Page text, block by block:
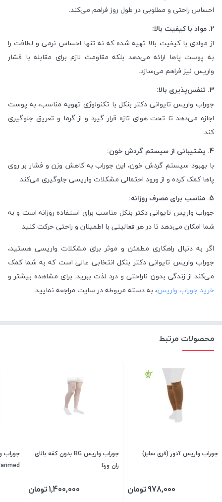
احساس راحتی و مطلوبی در طول روز فراهم می‌کند.
2. مواد با کیفیت بالا:
از موادی با کیفیت بالا تهیه شده که نه تنها احساس نرمی و لطافت را
به پوست پاها ارائه می‌دهد بلکه مقاومت لازم برای مقابله با فشار
واریس نیز فراهم می‌سازد.
3. تنفس‌پذیری بالا:
جوراب واریس تایوانی دکتر بنکل با تکنولوژی تهویه مناسب، به پوست
اجازه می‌دهد تا تحت هوای تازه قرار گیرد و از گرما و تعریق جلوگیری
کند.
4. پشتیبانی از سیستم گردش خون:
با بهبود سیستم گردش خون، این جوراب به کاهش وزن و فشار بر روی
پاها کمک کرده و از ورود احتمالی مشکلات واریسی جلوگیری می‌کند.
5. مناسب برای مصرف روزانه:
جوراب واریس تایوانی دکتر بنکل مناسب برای استفاده روزانه است و به
شما امکان می‌دهد تا در هر فعالیتی با اطمینان و راحتی حرکت کنید.
اگر به دنبال راهکاری مطمئن و موثر برای مشکلات واریسی هستید،
جوراب واریس تایوانی دکتر بنکل انتخابی عالی است که به شما کمک
می‌کند از زندگی بدون ناراحتی و درد لذت ببرید. برای مشاهده بیشتر و
خرید جوراب واریس، به دسته مربوطه در سایت مراجعه نمایید.
محصولات مرتبط
جوراب واریس آدور (فری سایز)
978,000تومان
جوراب واریس BG بدون کفه بالای
ران ورنا
1,400,000تومان